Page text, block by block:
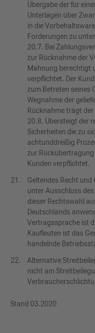
Übergabe der für
Unterlagen über
in die
Forderungen zu
20.7. Bei
zur Rücknahme der
Mahnung berechtigt
verpflichtet. Der
zum Betreten seines
Wegnahme der
Rücknahme trägt der
20.8. Übersteigt der
Sicherheiten die zu
achtunddreißig
zur Rückübertragung
Kunden verpflichtet.
Geltendes Recht
unter Ausschluss
dieser Rechtswahl
Deutschlands
Vertragssprache ist
Kaufleuten ist das
handelnde
Alternative
nicht am
Stand 03.2020